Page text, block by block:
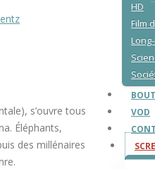
HD
Film
VOD
s’ouvre tous
Éléphants,
des millénaires